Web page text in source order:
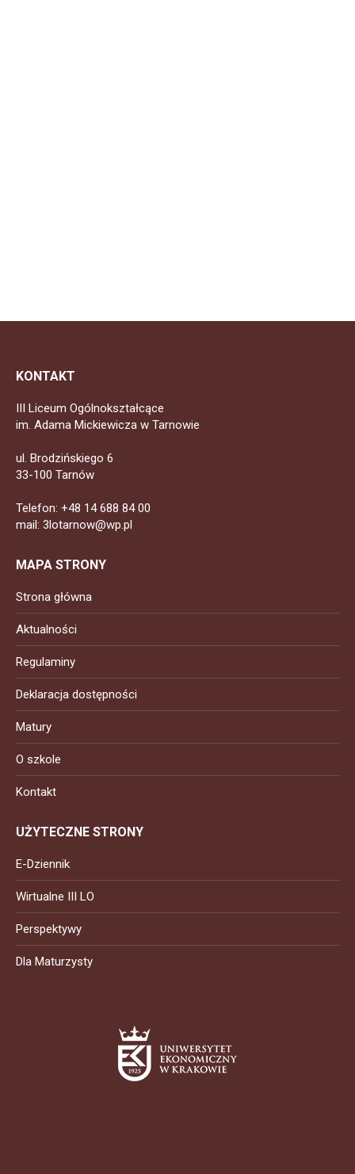
KONTAKT
III Liceum Ogólnokształcące
im. Adama Mickiewicza w Tarnowie
ul. Brodzińskiego 6
33-100 Tarnów
Telefon: +48 14 688 84 00
mail: 3lotarnow@wp.pl
MAPA STRONY
Strona główna
Aktualności
Regulaminy
Deklaracja dostępności
Matury
O szkole
Kontakt
UŻYTECZNE STRONY
E-Dziennik
Wirtualne III LO
Perspektywy
Dla Maturzysty